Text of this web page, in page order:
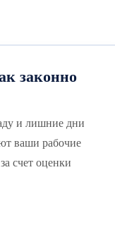
законно
и лишние дни
ваши рабочие
счет оценки